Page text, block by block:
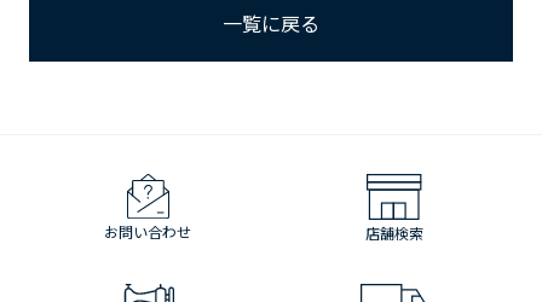
一覧に戻る
お問い合わせ 店舗検索